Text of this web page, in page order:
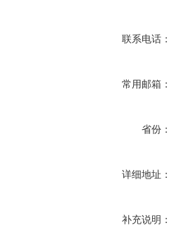
联系电话：
常用邮箱：
省份：
详细地址：
补充说明：